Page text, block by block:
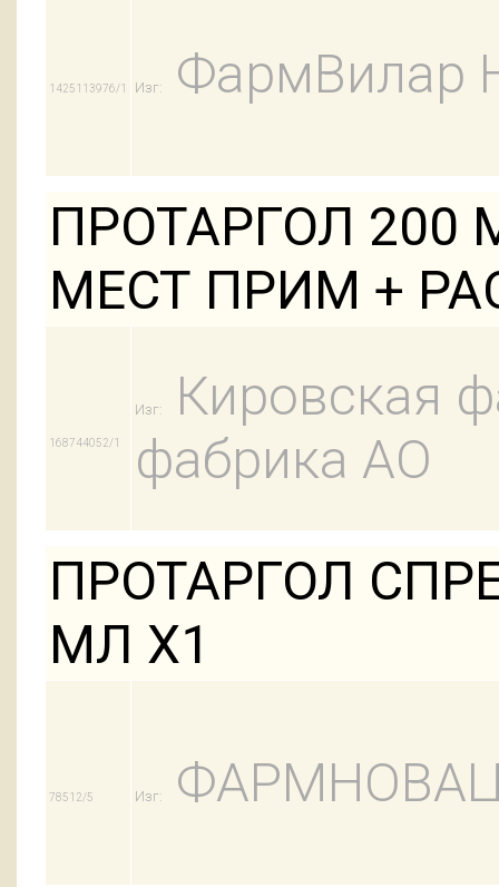
1425113976/1 Изг: ФармВилар
ПРОТАРГОЛ 200
МЕСТ ПРИМ +
168744052/1
Изг:
Кировская
фабрика АО
ПРОТАРГОЛ
МЛ Х1
78512/5 Изг: